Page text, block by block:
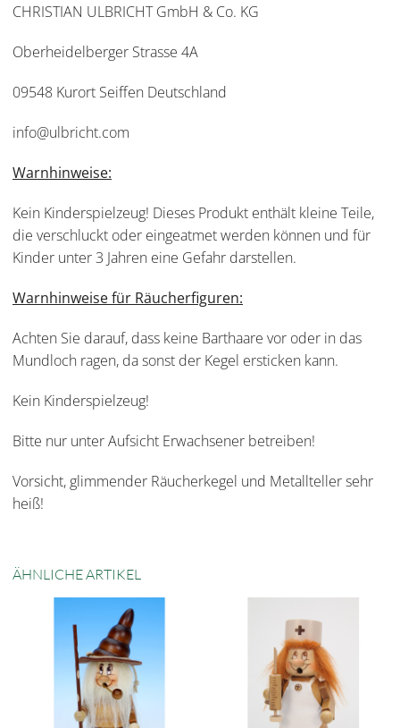
CHRISTIAN ULBRICHT GmbH & Co. KG
Oberheidelberger Strasse 4A
09548 Kurort Seiffen Deutschland
info@ulbricht.com
Warnhinweise:
Kein Kinderspielzeug! Dieses Produkt enthält kleine Teile,
die verschluckt oder eingeatmet werden können und für
Kinder unter 3 Jahren eine Gefahr darstellen.
Warnhinweise für Räucherfiguren:
Achten Sie darauf, dass keine Barthaare vor oder in das
Mundloch ragen, da sonst der Kegel ersticken kann.
Kein Kinderspielzeug!
Bitte nur unter Aufsicht Erwachsener betreiben!
Vorsicht, glimmender Räucherkegel und Metallteller sehr
heiß!
ÄHNLICHE ARTIKEL